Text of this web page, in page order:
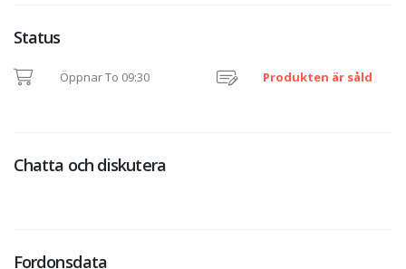
Status
Öppnar To 09:30 Produkten är såld
Chatta och diskutera
Fordonsdata